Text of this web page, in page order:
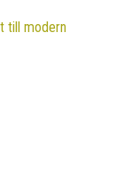
till modern